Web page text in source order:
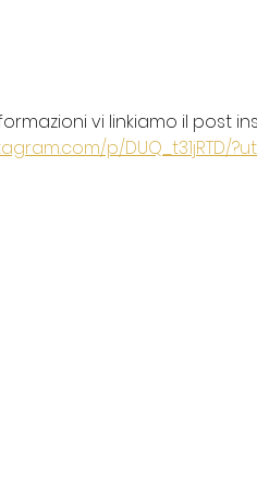
vi linkiamo il post
p/DUQ_t31jRTD/